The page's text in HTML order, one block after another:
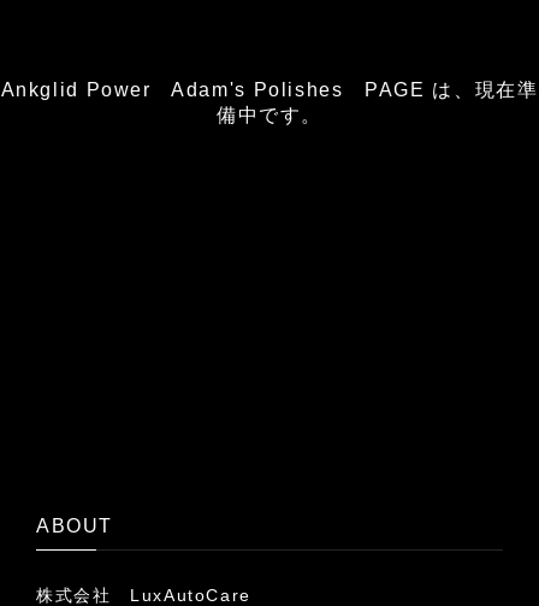
Ankglid Power Adam's Polishes PAGE は、現在準
備中です。
ABOUT
株式会社 LuxAutoCare